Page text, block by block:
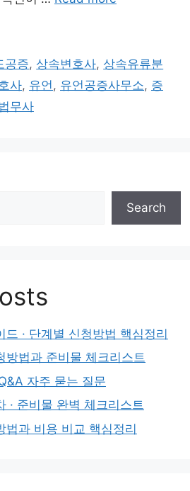
공증, 상속변호사, 상속유류분
사, 유언 , 유언공증사무소, 증
무사
Search
드 · 단계별 신청방법 핵심정리
방법과 준비물 체크리스트
자주 묻는 질문
· 준비물 완벽 체크리스트
법과 비용 비교 핵심정리